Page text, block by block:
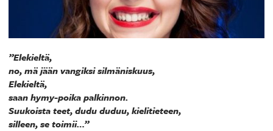
”Elekieltä,
no, mä jään vangiksi silmäniskuus,
Elekieltä,
saan hymy-poika palkinnon.
Suukoista teet, dudu duduu, kielitieteen,
silleen, se toimii…”